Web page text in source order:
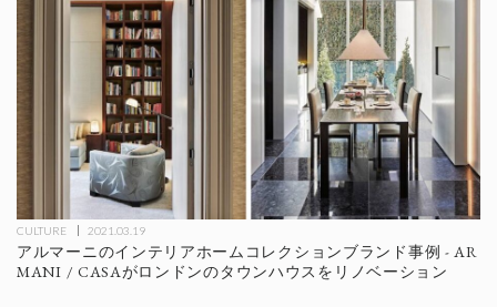
CULTURE 2021.03.19
アルマーニのインテリアホームコレクションブランド事例 - AR
MANI / CASAがロンドンのタウンハウスをリノベーション